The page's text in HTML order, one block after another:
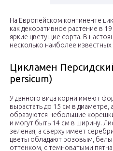
На Европейском континенте
как декоративное растение в
яркие цветущие сорта. В
несколько наиболее
Цикламен
persicum)
У данного вида корни имеют
вырастать до 15 см в диаметре,
образуются небольшие
и могут быть 14 см в ширину.
зеленая, а сверху имеет
цветы обладают розовым,
оттенком, с темноватыми